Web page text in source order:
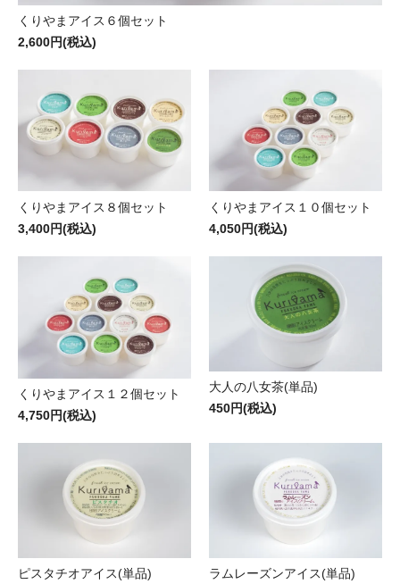
くりやまアイス６個セット
2,600円(税込)
くりやまアイス８個セット
3,400円(税込)
くりやまアイス１０個セット
4,050円(税込)
くりやまアイス１２個セット
4,750円(税込)
大人の八女茶(単品)
450円(税込)
ピスタチオアイス(単品)
ラムレーズンアイス(単品)